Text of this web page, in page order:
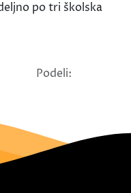
po tri školska
Podeli: